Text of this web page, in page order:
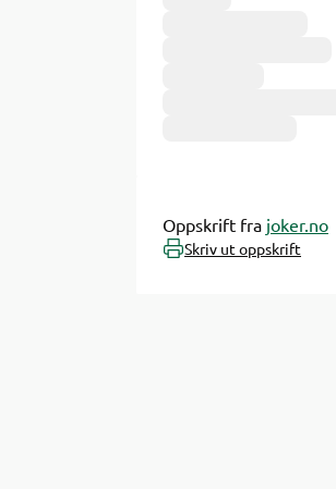
Oppskrift fra joker.no
Skriv ut oppskrift